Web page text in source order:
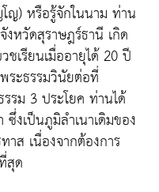
ญ) หรือรู้จักในนาม ท่าน
หวัดสุราษฎร์ธานี เกิด
เรียนเมื่ออายุได้ 20 ปี
ระธรรมวินัยต่อที่
รม 3 ประโยค ท่านได้
งเป็นภูมิลำเนาเดิมของ
ส เนื่องจากต้องการ
สุด